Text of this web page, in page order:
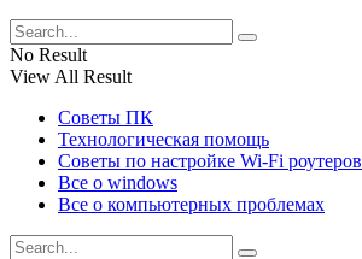
No Result
View All Result
Советы ПК
Технологическая помощь
Советы по настройке Wi-Fi роутеров
Все о windows
Все о компьютерных проблемах